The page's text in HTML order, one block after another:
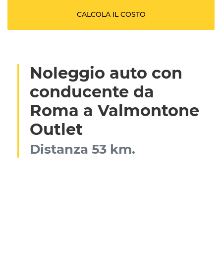
Noleggio auto con
conducente da
Roma a Valmontone
Outlet
Distanza 53 km.
CALCOLA IL COSTO